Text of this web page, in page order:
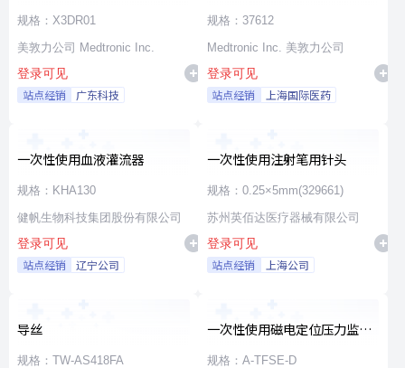
规格：X3DR01
美敦力公司 Medtronic Inc.
登录可见
站点经销 广东科技
冲发生器套件
规格：37612
Medtronic Inc. 美敦力公司
登录可见
站点经销 上海国际医药
一次性使用血液灌流器
规格：KHA130
健帆生物科技集团股份有限公司
登录可见
站点经销 辽宁公司
一次性使用注射笔用针头
规格：0.25×5mm(329661)
苏州英佰达医疗器械有限公司
登录可见
站点经销 上海公司
导丝
规格：TW-AS418FA
一次性使用磁电定位压力监测
射频消融导管
规格：A-TFSE-D